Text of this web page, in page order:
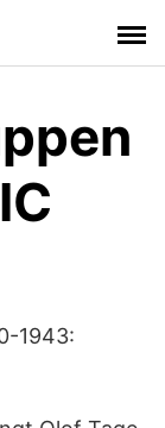
1943: